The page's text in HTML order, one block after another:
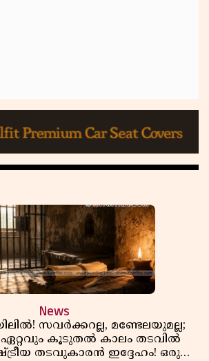
News
സവർക്കറല്ല, മണ്ടേലയുമല്ല;
കൂടുതൽ കാലം തടവിൽ
തടവുകാരൻ ഇദ്ദേഹം! ഒരു